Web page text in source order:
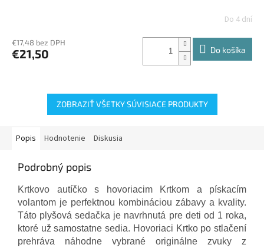
Do 4 dní
€17,48 bez DPH
€21,50 Do košíka
ZOBRAZIŤ VŠETKY SÚVISIACE PRODUKTY
Popis Hodnotenie Diskusia
Podrobný popis
Krtkovo autíčko s hovoriacim Krtkom a pískacím
volantom je perfektnou kombináciou zábavy a kvality.
Táto plyšová sedačka je navrhnutá pre deti od 1 roka,
ktoré už samostatne sedia. Hovoriaci Krtko po stlačení
prehráva náhodne vybrané originálne zvuky z